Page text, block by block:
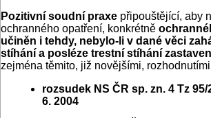
Pozitivní soudní praxe připouštějící, aby
ochranného opatření, konkrétně
učiněn i tehdy, nebylo-li v dané věci
stíhání a posléze trestní stíhání
zejména těmito, již novějšími,
rozsudek NS ČR sp. zn. 4 Tz 95/
6. 2004